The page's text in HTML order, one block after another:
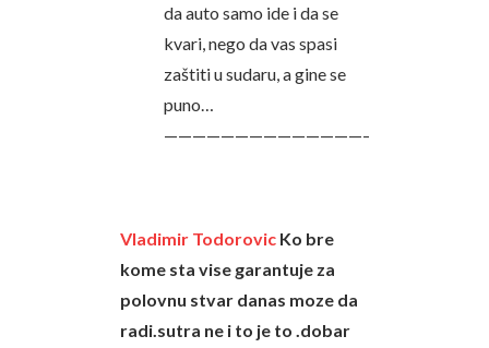
da auto samo ide i da se
kvari, nego da vas spasi
zaštiti u sudaru, a gine se
puno…
Vladimir Todorovic Ko bre
kome sta vise garantuje za
polovnu stvar danas moze da
radi.sutra ne i to je to .dobar